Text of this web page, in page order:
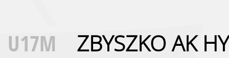
U17M ZBYSZKO AK